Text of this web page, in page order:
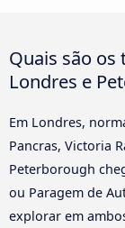
Quais são
Londres e
Em Londres,
Pancras, Victoria
Peterborough
ou Paragem de
explorar em